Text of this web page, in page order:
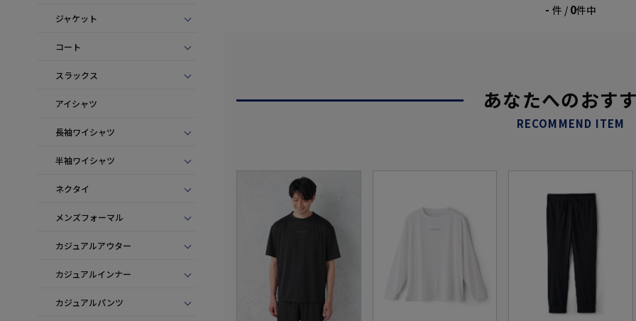
ジャケット
コート
スラックス
アイシャツ
長袖ワイシャツ
半袖ワイシャツ
ネクタイ
メンズフォーマル
カジュアルアウター
カジュアルインナー
カジュアルパンツ
- 件 / 0件中
あなたへのおす
RECOMMEND ITEM